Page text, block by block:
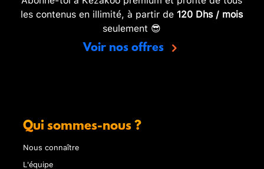
les contenus en illimité, à partir de 120 Dhs / mois
seulement 😎
Voir nos offres
Qui sommes-nous ?
Nous connaître
L'équipe